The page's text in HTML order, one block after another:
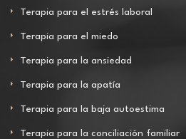
Terapia para el estrés laboral
Terapia para el miedo
Terapia para la ansiedad
Terapia para la apatía
Terapia para la baja autoestima
Terapia para la conciliación familiar